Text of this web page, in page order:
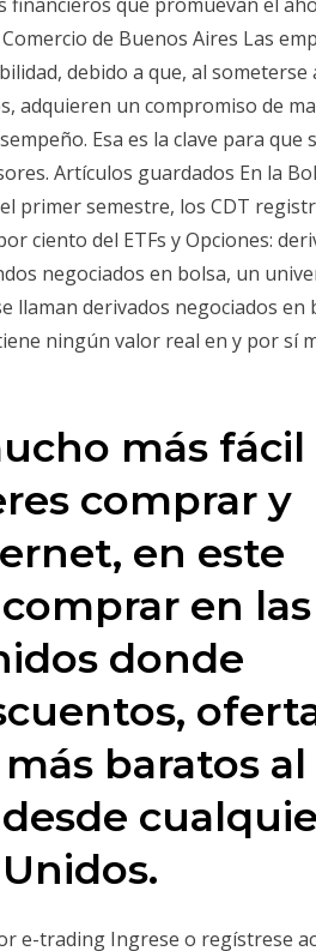
de Buenos Aires Las
debido a que, al someterse
adquieren un compromiso de
Esa es la clave para que
Artículos guardados En la
primer semestre, los CDT
ciento del ETFs y Opciones:
negociados en bolsa, un
llaman derivados negociados en
ningún valor real en y por sí
más fácil
comprar y
en este
en las
donde
baratos al
e-trading Ingrese o regístrese